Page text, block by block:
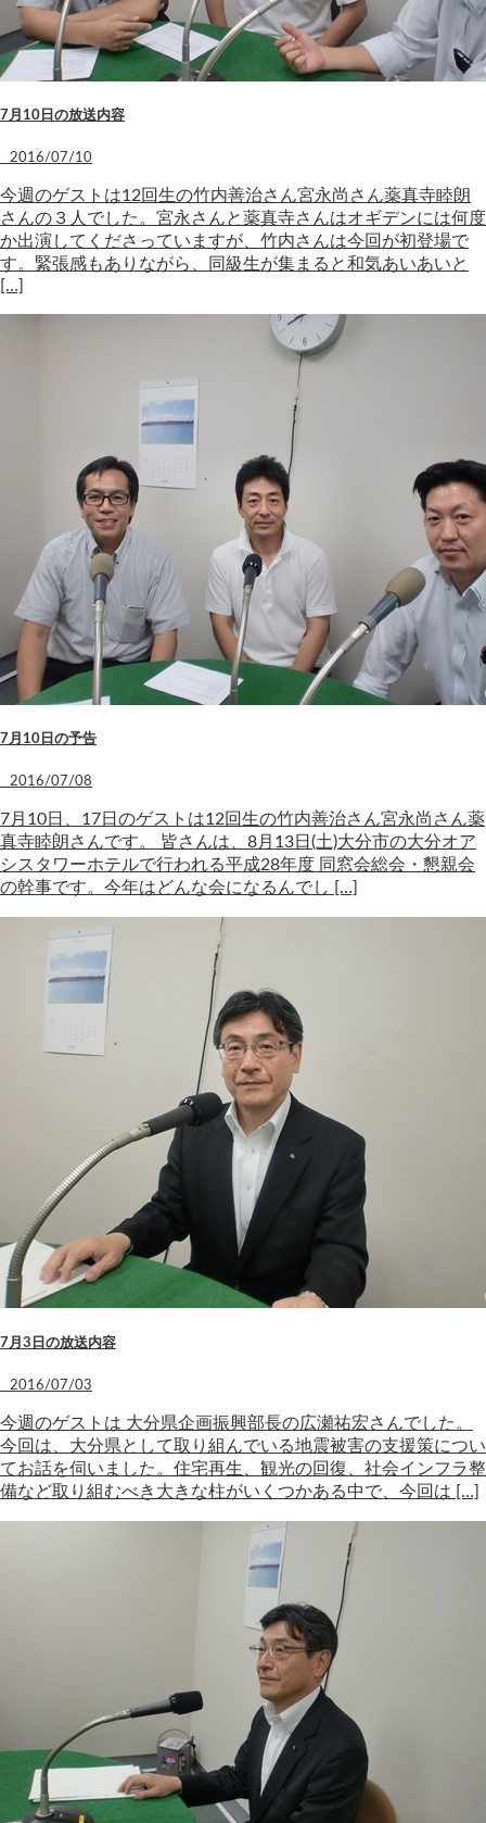
7月10日の放送内容
2016/07/10
今週のゲストは12回生の竹内善治さん宮永尚さん薬真寺睦朗
さんの３人でした。宮永さんと薬真寺さんはオギデンには何度
か出演してくださっていますが、竹内さんは今回が初登場で
す。緊張感もありながら、同級生が集まると和気あいあいと
[…]
7月10日の予告
2016/07/08
7月10日、17日のゲストは12回生の竹内善治さん宮永尚さん薬
真寺睦朗さんです。 皆さんは、8月13日(土)大分市の大分オア
シスタワーホテルで行われる平成28年度 同窓会総会・懇親会
の幹事です。今年はどんな会になるんでし […]
7月3日の放送内容
2016/07/03
今週のゲストは 大分県企画振興部長の広瀬祐宏さんでした。
今回は、大分県として取り組んでいる地震被害の支援策につい
てお話を伺いました。住宅再生、観光の回復、社会インフラ整
備など取り組むべき大きな柱がいくつかある中で、今回は […]